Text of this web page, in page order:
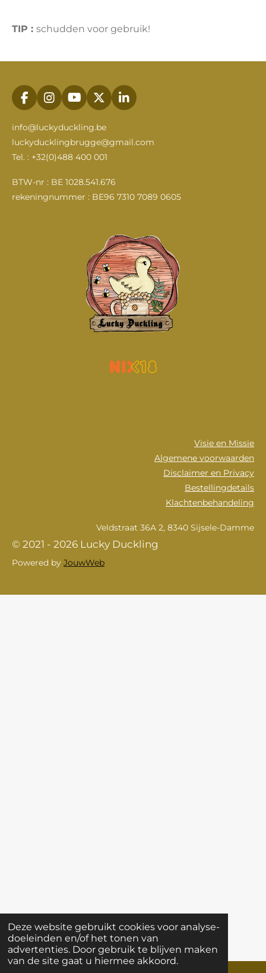
Deze website gebruikt cookies voor analyse-
doeleinden en/of het tonen van
advertenties. Door gebruik te blijven maken
van de site gaat u hiermee akkoord.
TIP : schudden voor gebruik!
F
a
c
e
b
o
k
I
n
s
t
a
g
a
m
Y
o
u
u
b
X
L
i
e
info@luckyduckling.be
luckyducklingbrugge@gmail.com
Tel. : +32(0)488 400 001
BTW-nr : BE 1028.541.676
rekeningnummer : BE96 7310 7089 0605
Visie en Missie
Algemene voorwaarden
Disclaimer en Privacy
Bestellingdetails
Klachtenbehandeling
Veldstraat 36A 2, 8340 Sijsele-Damme
© 2021 - 2026 Lucky Duckling
Powered by JouwWeb